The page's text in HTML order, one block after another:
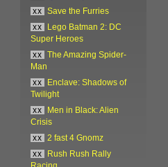
xx
Save the Furries
xx
Lego Batman 2: DC
Super Heroes
xx
The Amazing Spider-
Man
xx
Enclave: Shadows of
Twilight
xx
Men in Black: Alien
Crisis
xx
2 fast 4 Gnomz
xx
Rush Rush Rally